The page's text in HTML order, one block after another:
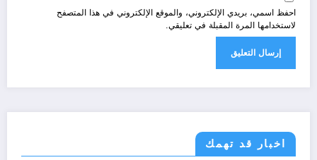
احفظ اسمي، بريدي الإلكتروني، والموقع الإلكتروني في هذا المتصفح
لاستخدامها المرة المقبلة في تعليقي.
اخبار قد تهمك